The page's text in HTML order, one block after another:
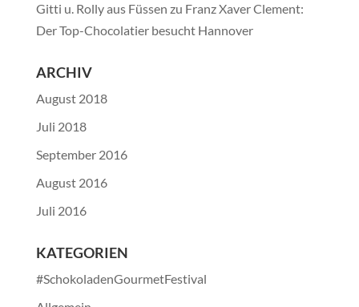
Gitti u. Rolly aus Füssen zu Franz Xaver Clement:
Der Top-Chocolatier besucht Hannover
ARCHIV
August 2018
Juli 2018
September 2016
August 2016
Juli 2016
KATEGORIEN
#SchokoladenGourmetFestival